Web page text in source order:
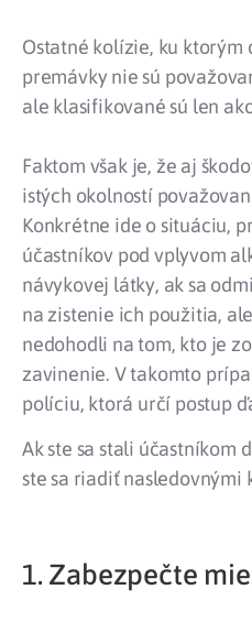
Ostatné kolízie, ku ktorým
premávky nie sú
ale klasifikované sú len
Faktom však je, že aj
istých okolností
Konkrétne ide o situáciu,
účastníkov pod vplyvom
návykovej látky, ak sa
na zistenie ich použitia,
nedohodli na tom, kto je
zavinenie. V takomto
políciu, ktorá určí postup
Ak ste sa stali účastníkom
ste sa riadiť nasledovnými
1. Zabezpečte